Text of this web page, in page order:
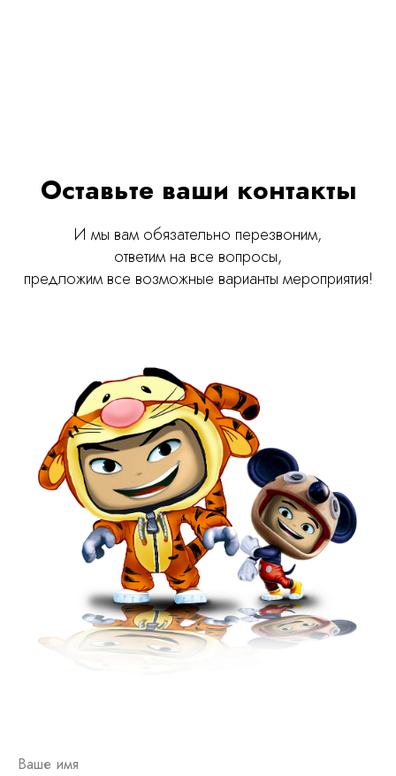
Оставьте ваши контакты
И мы вам обязательно перезвоним,
ответим на все вопросы,
предложим все возможные варианты мероприятия!
Ваше имя